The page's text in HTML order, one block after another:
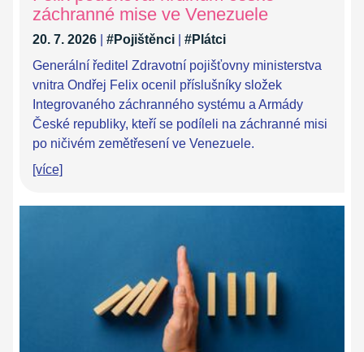
záchranné mise ve Venezuele
20. 7. 2026 #Pojištěnci
#Plátci
Generální ředitel Zdravotní pojišťovny ministerstva
vnitra Ondřej Felix ocenil příslušníky složek
Integrovaného záchranného systému a Armády
České republiky, kteří se podíleli na záchranné misi
po ničivém zemětřesení ve Venezuele.
[více]